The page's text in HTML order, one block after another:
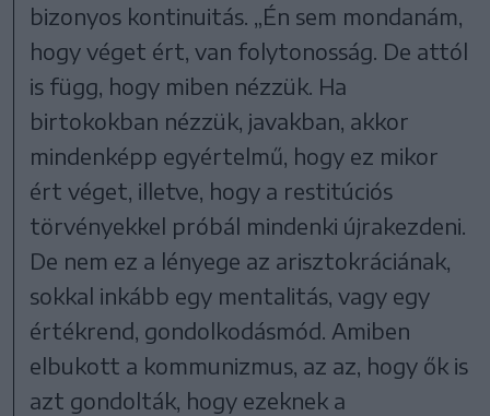
bizonyos kontinuitás. „Én sem mondanám,
hogy véget ért, van folytonosság. De attól
is függ, hogy miben nézzük. Ha
birtokokban nézzük, javakban, akkor
mindenképp egyértelmű, hogy ez mikor
ért véget, illetve, hogy a restitúciós
törvényekkel próbál mindenki újrakezdeni.
De nem ez a lényege az arisztokráciának,
sokkal inkább egy mentalitás, vagy egy
értékrend, gondolkodásmód. Amiben
elbukott a kommunizmus, az az, hogy ők is
azt gondolták, hogy ezeknek a